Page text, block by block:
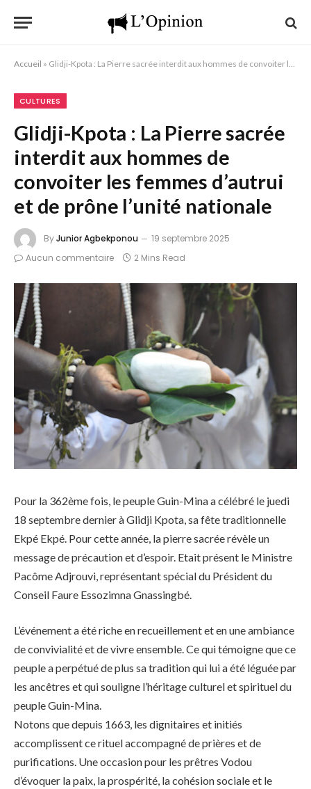
Accueil » Glidji-Kpota : La Pierre sacrée interdit aux hommes de convoiter les femmes d’autrui et de prône l’unité nationale
CULTURES
Glidji-Kpota : La Pierre sacrée
interdit aux hommes de
convoiter les femmes d’autrui
et de prône l’unité nationale
ByJunior Agbekponou
19 septembre 2025
Aucun commentaire
2 Mins Read
Pour la 362ème fois, le peuple Guin-Mina a célébré le juedi
18 septembre dernier à Glidji Kpota, sa fête traditionnelle
Ekpé Ekpé. Pour cette année, la pierre sacrée révèle un
message de précaution et d’espoir. Etait présent le Ministre
Pacôme Adjrouvi, représentant spécial du Président du
Conseil Faure Essozimna Gnassingbé.
L’événement a été riche en recueillement et en une ambiance
de convivialité et de vivre ensemble. Ce qui témoigne que ce
peuple a perpétué de plus sa tradition qui lui a été léguée par
les ancêtres et qui souligne l’héritage culturel et spirituel du
peuple Guin-Mina.
Notons que depuis 1663, les dignitaires et initiés
accomplissent ce rituel accompagné de prières et de
purifications. Une occasion pour les prêtres Vodou
d’évoquer la paix, la prospérité, la cohésion sociale et le